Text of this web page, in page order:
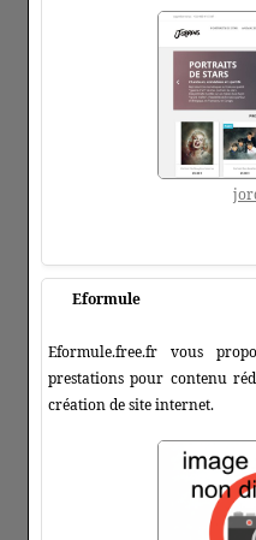
Eformule
Eformule.free.fr vous
prestations pour contenu
création de site internet.